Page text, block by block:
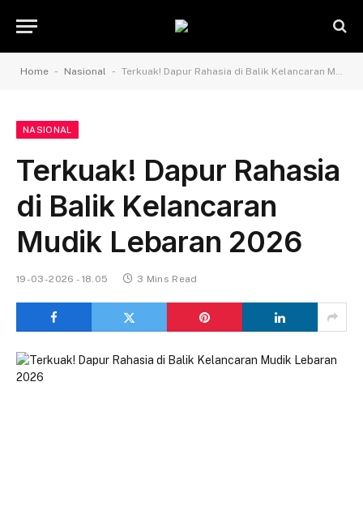
Home - Nasional - Terkuak! Dapur Rahasia di Balik Kelancaran Mudik Lebaran 2026
NASIONAL
Terkuak! Dapur Rahasia
di Balik Kelancaran
Mudik Lebaran 2026
19-03-2026 - 18.05 3 Mins Read